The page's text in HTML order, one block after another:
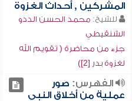
المشركين , أحداث الغزوة
للشيخ: محمد الحسن الددو
الشنقيطي
جزء من محاضرة ( تقويم الله
لغزوة بدر [2])
الفهرس: صور
عملية من أخلاق النبي